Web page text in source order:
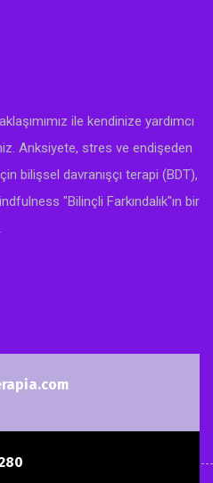
ile kendinize yardımcı
Anksiyete, stres ve endişeden
bilişsel davranışçı terapi (BDT),
"Bilinçli Farkındalık"ın bir